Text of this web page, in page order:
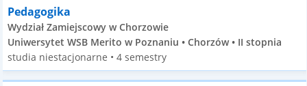
Pedagogika
Wydział Zamiejscowy w Chorzowie
Uniwersytet WSB Merito w Poznaniu • Chorzów • II stopnia
studia niestacjonarne • 4 semestry